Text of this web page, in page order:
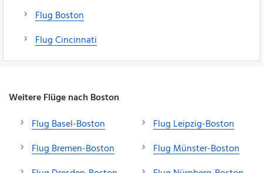
Flug Boston
Flug Cincinnati
Weitere Flüge nach Boston
Flug Basel-Boston
Flug Bremen-Boston
Flug Leipzig-Boston
Flug Münster-Boston